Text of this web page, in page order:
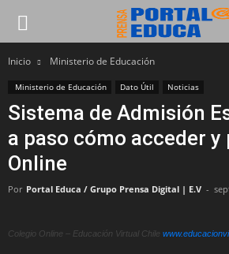
Inicio Ministerio de Educación
Ministerio de Educación Dato Útil Noticias
Sistema de Admisión
a paso cómo acceder
Online
Por Portal Educa / Grupo Prensa Digital | E.V -
Colegio Online – Educación Virtual Chile